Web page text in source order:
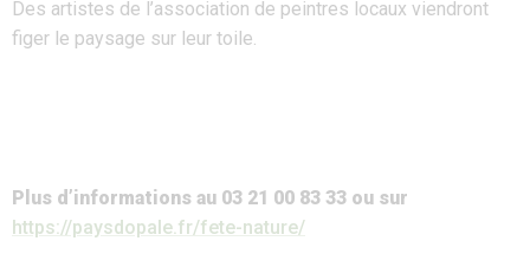
Des artistes de l’association de peintres locaux viendront
figer le paysage sur leur toile.
Plus d’informations au 03 21 00 83 33 ou sur
https://paysdopale.fr/fete-nature/